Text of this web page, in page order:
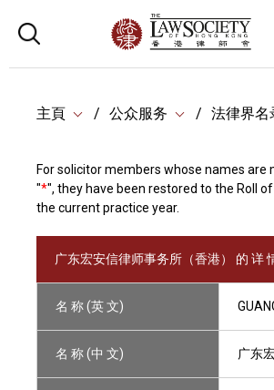
主頁 公众服务 法律界名
For solicitor members whose names are
"*", they have been restored to the Roll
the current practice year.
广东宏安信律师事务所（香港） 的 详
名 称 (英 文)
名 称 (中 文) 广东